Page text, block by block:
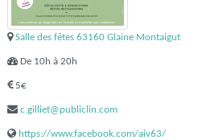
Salle des fêtes 63160 Glaine Montaigut
De 10h à 20h
5€
c.gilliet@publiclin.com
https://www.facebook.com/aiv63/